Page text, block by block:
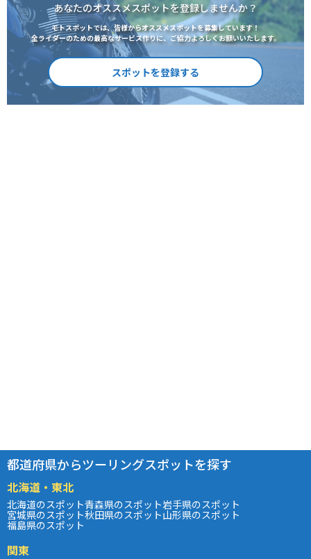
あなたのオススメスポットを登録しませんか？
モトスポットでは、皆様からオススメスポットを募集しています！
全ライダーのための最高なサービス作りに、ご協力よろしくお願いいたします。
スポットを登録する
都道府県からツーリングスポットを探す
北海道・東北
北海道のスポット青森県のスポット岩手県のスポット
宮城県のスポット秋田県のスポット山形県のスポット
福島県のスポット
関東